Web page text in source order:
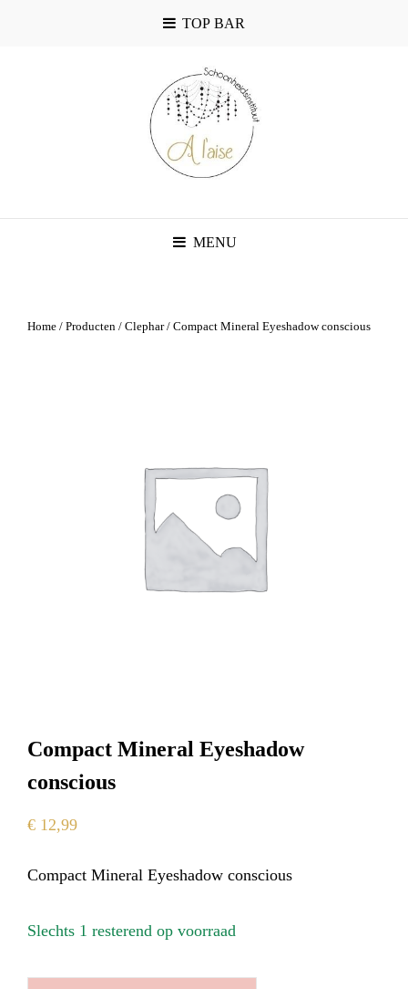
TOP BAR
MENU
Home / Producten / Clephar/ Compact Mineral Eyeshadow conscious
Compact Mineral Eyeshadow
conscious
€ 12,99
Compact Mineral Eyeshadow conscious
Slechts 1 resterend op voorraad